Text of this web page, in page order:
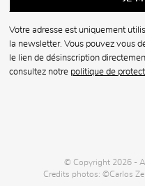
Votre adresse est uniquement
la newsletter. Vous pouvez vous
le lien de désinscription
consultez notre politique de
© Copyright 2026 -
Credits photos: ©Carlos